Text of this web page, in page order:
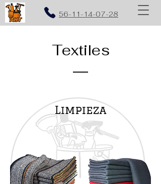
56-11-14-07-28
Textiles